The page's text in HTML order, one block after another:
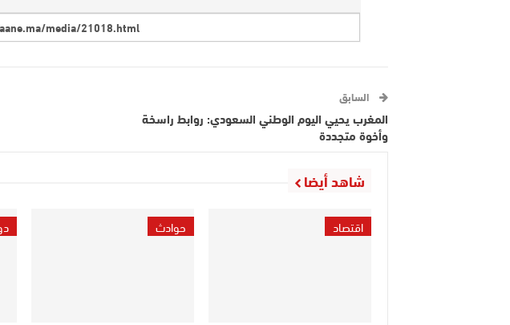
السابق
المغرب يحيي اليوم الوطني السعودي: روابط راسخة
وأخوة متجددة
شاهد أيضا
اقتصاد حوادث